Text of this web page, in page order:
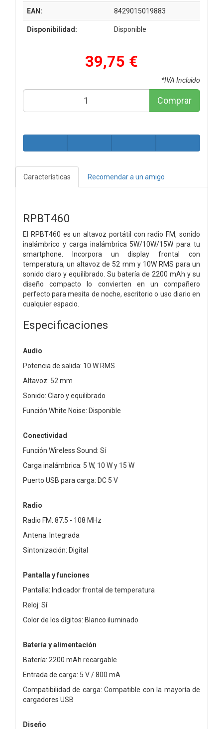
EAN: 8429015019883
Disponibilidad: Disponible
39,75 €
*IVA Incluido
Comprar
Características Recomendar a un amigo
RPBT460
El RPBT460 es un altavoz portátil con radio FM, sonido
inalámbrico y carga inalámbrica 5W/10W/15W para tu
smartphone. Incorpora un display frontal con
temperatura, un altavoz de 52 mm y 10W RMS para un
sonido claro y equilibrado. Su batería de 2200 mAh y su
diseño compacto lo convierten en un compañero
perfecto para mesita de noche, escritorio o uso diario en
cualquier espacio.
Especificaciones
Audio
Potencia de salida: 10 W RMS
Altavoz: 52 mm
Sonido: Claro y equilibrado
Función White Noise: Disponible
Conectividad
Función Wireless Sound: Sí
Carga inalámbrica: 5 W, 10 W y 15 W
Puerto USB para carga: DC 5 V
Radio
Radio FM: 87.5 - 108 MHz
Antena: Integrada
Sintonización: Digital
Pantalla y funciones
Pantalla: Indicador frontal de temperatura
Reloj: Sí
Color de los dígitos: Blanco iluminado
Batería y alimentación
Batería: 2200 mAh recargable
Entrada de carga: 5 V / 800 mA
Compatibilidad de carga: Compatible con la mayoría de
cargadores USB
Diseño